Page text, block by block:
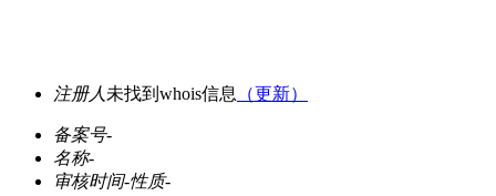
注册人 未找到whois信息 （更新）
备案号-
名称-
审核时间-性质-